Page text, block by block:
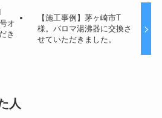
オ
き
【施工事例】茅ヶ崎市T
様。パロマ湯沸器に交換さ
せていただきました。
人